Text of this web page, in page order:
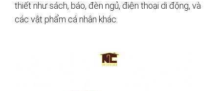
thiết như sách, báo, đèn ngủ, điện thoại di động, và
các vật phẩm cá nhân khác.